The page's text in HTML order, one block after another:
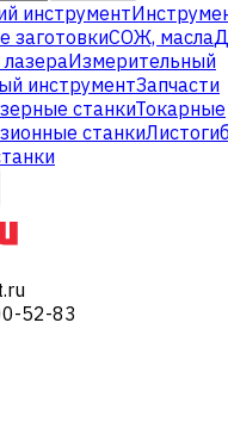
инструмент
заготовкиСОЖ, масла
Измерительный
инструментЗапчасти
станкиТокарные
станки
52-83